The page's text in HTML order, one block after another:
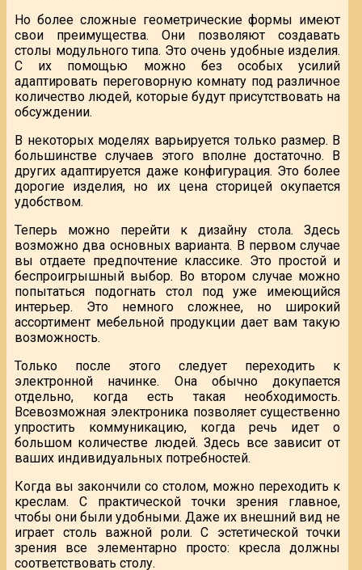
Но более сложные геометрические формы имеют
свои преимущества. Они позволяют создавать
столы модульного типа. Это очень удобные изделия.
С их помощью можно без особых усилий
адаптировать переговорную комнату под различное
количество людей, которые будут присутствовать на
обсуждении.
В некоторых моделях варьируется только размер. В
большинстве случаев этого вполне достаточно. В
других адаптируется даже конфигурация. Это более
дорогие изделия, но их цена сторицей окупается
удобством.
Теперь можно перейти к дизайну стола. Здесь
возможно два основных варианта. В первом случае
вы отдаете предпочтение классике. Это простой и
беспроигрышный выбор. Во втором случае можно
попытаться подогнать стол под уже имеющийся
интерьер. Это немного сложнее, но широкий
ассортимент мебельной продукции дает вам такую
возможность.
Только после этого следует переходить к
электронной начинке. Она обычно докупается
отдельно, когда есть такая необходимость.
Всевозможная электроника позволяет существенно
упростить коммуникацию, когда речь идет о
большом количестве людей. Здесь все зависит от
ваших индивидуальных потребностей.
Когда вы закончили со столом, можно переходить к
креслам. С практической точки зрения главное,
чтобы они были удобными. Даже их внешний вид не
играет столь важной роли. С эстетической точки
зрения все элементарно просто: кресла должны
соответствовать столу.